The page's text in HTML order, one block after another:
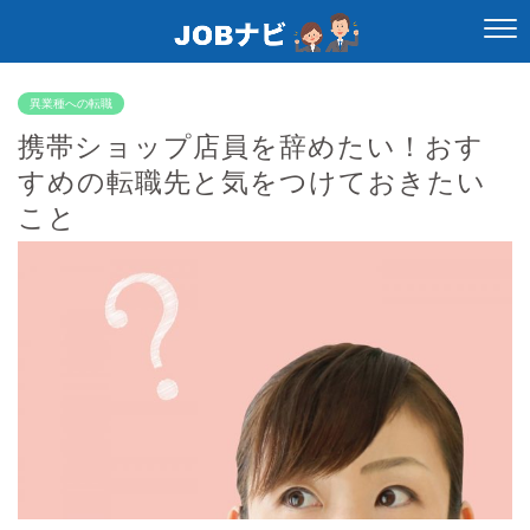
異業種への転職
携帯ショップ店員を辞めたい！おす
すめの転職先と気をつけておきたい
こと